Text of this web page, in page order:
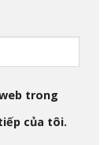
trong
của tôi.